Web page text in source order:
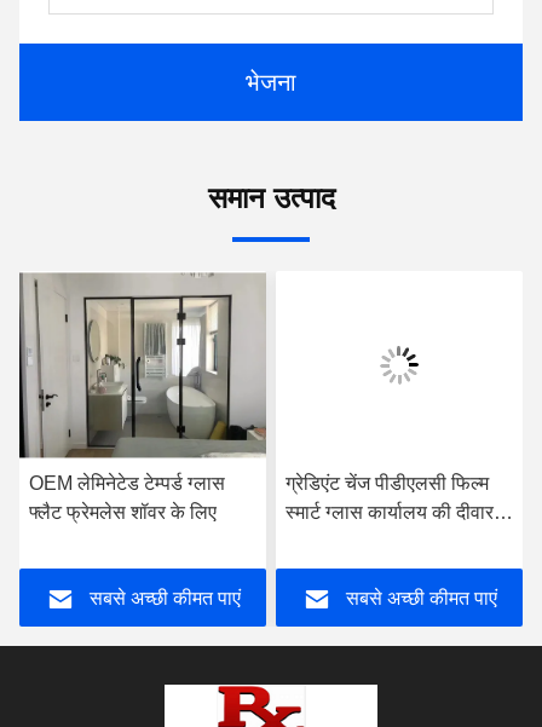
भेजना
समान उत्पाद
OEM लेमिनेटेड टेम्पर्ड ग्लास
फ्लैट फ्रेमलेस शॉवर के लिए
सबसे अच्छी कीमत पाएं
ग्रेडिएंट चेंज पीडीएलसी फिल्म
स्मार्ट ग्लास कार्यालय की दीवार के
सबसे अच्छी कीमत पाएं